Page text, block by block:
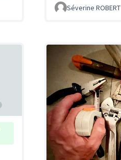
Séverine ROBERT